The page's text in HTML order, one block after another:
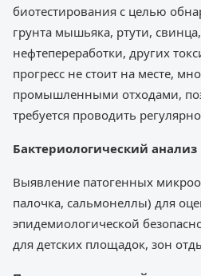
биотестирования с целью
грунта мышьяка, ртути,
нефтепереработки, других
прогресс не стоит на месте,
промышленными отходами,
требуется проводить
Бактериологический анализ
Выявление патогенных
палочка, сальмонеллы) для
эпидемиологической
для детских площадок, зон